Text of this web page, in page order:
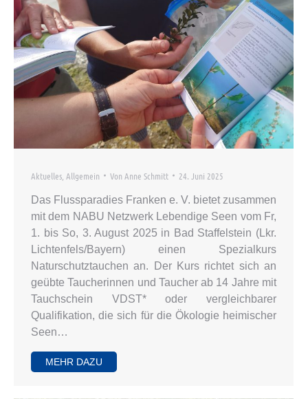
Aktuelles Allgemein Von Anne Schmitt 24. Juni 2025
Das Flussparadies Franken e. V. bietet zusammen
mit dem NABU Netzwerk Lebendige Seen vom Fr,
1. bis So, 3. August 2025 in Bad Staffelstein (Lkr.
Lichtenfels/Bayern) einen Spezialkurs
Naturschutztauchen an. Der Kurs richtet sich an
geübte Taucherinnen und Taucher ab 14 Jahre mit
Tauchschein VDST* oder vergleichbarer
Qualifikation, die sich für die Ökologie heimischer
Seen…
MEHR DAZU